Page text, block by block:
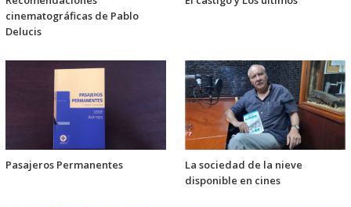
cinematográficas de Pablo
Delucis
Pasajeros Permanentes
La sociedad de la nieve
disponible en cines